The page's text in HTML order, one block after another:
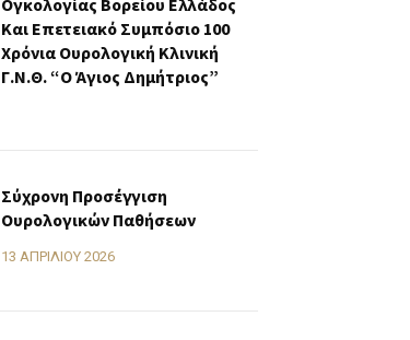
Και Επετειακό Συμπόσιο 100
Χρόνια Ουρολογική Κλινική
Γ.Ν.Θ. “Ο Άγιος Δημήτριος”
Σύχρονη Προσέγγιση
Ουρολογικών Παθήσεων
13 ΑΠΡΙΛΊΟΥ 2026